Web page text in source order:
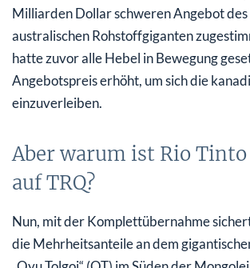
Milliarden Dollar schweren Angebot
australischen Rohstoffgiganten
hatte zuvor alle Hebel in Bewegung
Angebotspreis erhöht, um sich die
einzuverleiben.
Aber warum ist Rio
auf TRQ?
Nun, mit der Komplettübernahme
die Mehrheitsanteile an dem